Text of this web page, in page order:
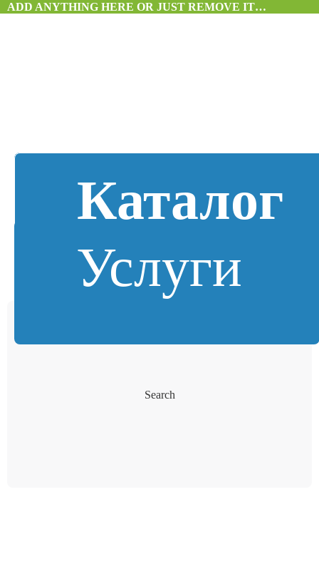
ADD ANYTHING HERE OR JUST REMOVE IT…
Каталог
Услуги
Search